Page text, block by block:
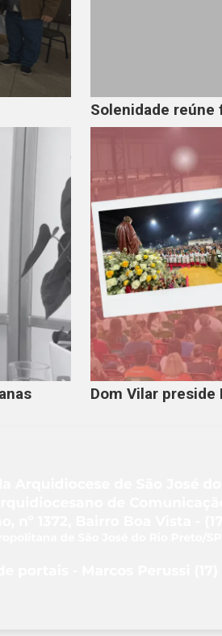
Solenidade reúne
Dom Vilar preside